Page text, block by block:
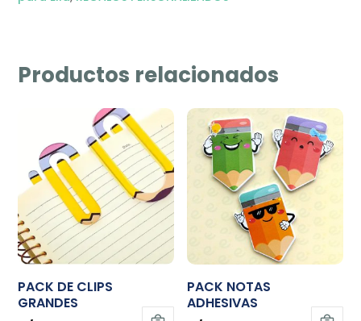
Productos relacionados
PACK DE CLIPS
GRANDES
PACK NOTAS
ADHESIVAS